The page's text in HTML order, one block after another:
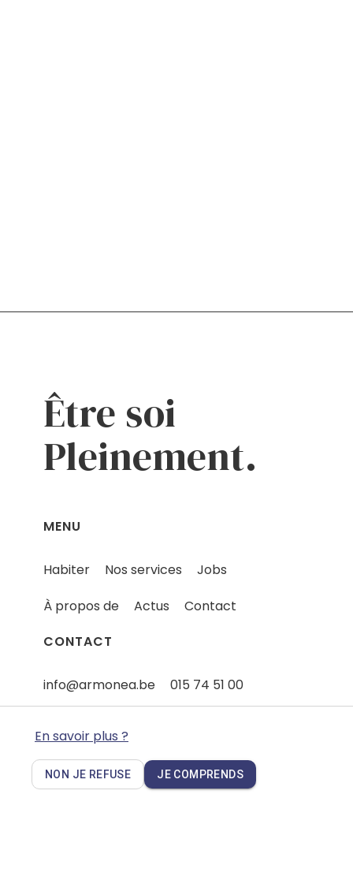
Être soi
Pleinement.
MENU
Habiter Nos services
Jobs
À propos de
Actus
Contact
CONTACT
info@armonea.be
015 74 51 00
En savoir plus ?
NON JE REFUSE JE COMPRENDS